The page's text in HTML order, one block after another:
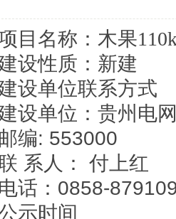
目名称： 木果
设性质：新建
设单位联系方式
设单位：贵州电
邮编: 553000
系 人：
付上红
电话： 0858-
示时间